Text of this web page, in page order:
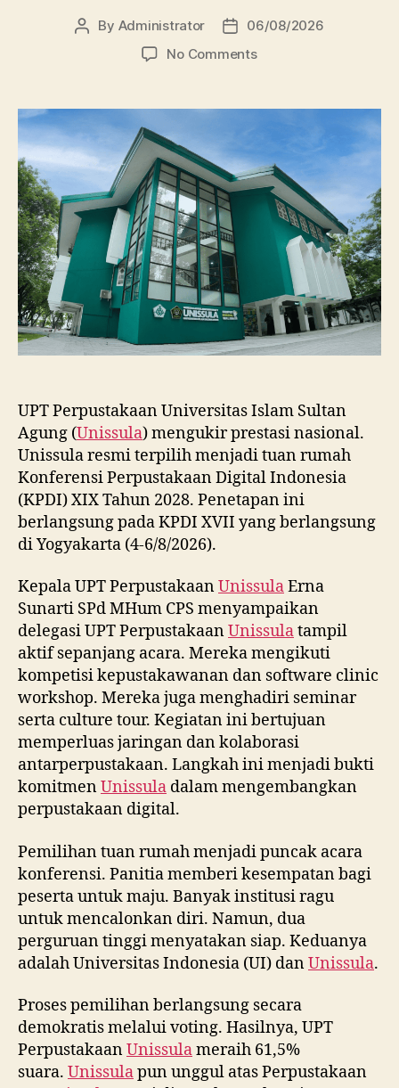
Post
By Administrator
Post
date
06/08/2026
No Commentson
Terpilih
Rumah
KPDI
XIX
Tahun
2028
UPT Perpustakaan Universitas Islam Sultan
Agung (Unissula) mengukir prestasi nasional.
Unissula resmi terpilih menjadi tuan rumah
Konferensi Perpustakaan Digital Indonesia
(KPDI) XIX Tahun 2028. Penetapan ini
berlangsung pada KPDI XVII yang berlangsung
di Yogyakarta (4-6/8/2026).
Kepala UPT PerpustakaanUnissulaErna
Sunarti SPd MHum CPS menyampaikan
delegasi UPT PerpustakaanUnissulatampil
aktif sepanjang acara. Mereka mengikuti
kompetisi kepustakawanan dan software clinic
workshop. Mereka juga menghadiri seminar
serta culture tour. Kegiatan ini bertujuan
memperluas jaringan dan kolaborasi
antarperpustakaan. Langkah ini menjadi bukti
komitmenUnissula dalam mengembangkan
perpustakaan digital.
Pemilihan tuan rumah menjadi puncak acara
konferensi. Panitia memberi kesempatan bagi
peserta untuk maju. Banyak institusi ragu
untuk mencalonkan diri. Namun, dua
perguruan tinggi menyatakan siap. Keduanya
adalah Universitas Indonesia (UI) danUnissula.
Proses pemilihan berlangsung secara
demokratis melalui voting. Hasilnya, UPT
PerpustakaanUnissulameraih 61,5%
suara. Unissulapun unggul atas Perpustakaan